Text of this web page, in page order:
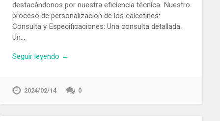
destacándonos por nuestra eficiencia técnica. Nuestro
proceso de personalización de los calcetines:
Consulta y Especificaciones: Una consulta detallada.
Un…
Seguir leyendo →
2024/02/14 0